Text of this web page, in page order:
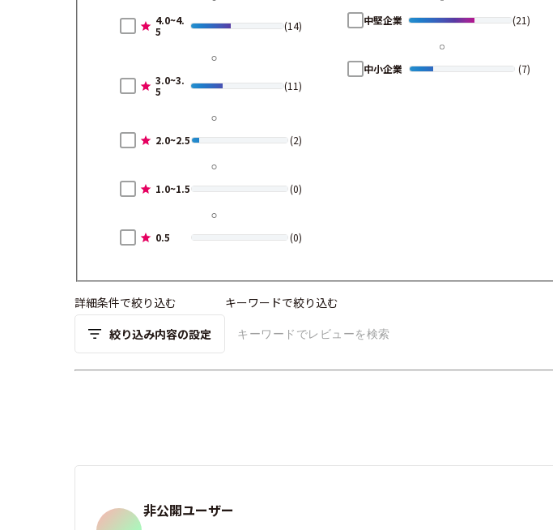
4.0~4.
5
(14)
3.0~3.
5
(11)
2.0~2.5 (2)
1.0~1.5 (0)
0.5 (0)
中堅企業 (21)
中小企業 (7)
詳細条件で絞り込む
絞り込み内容の設定
キーワードで絞り込む
非公開ユーザー